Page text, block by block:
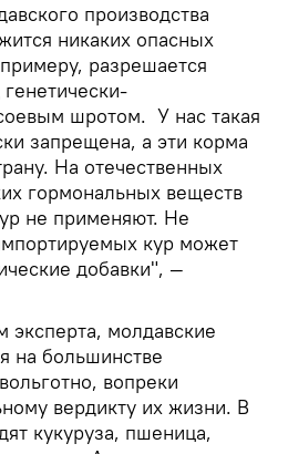
производства
никаких опасных
разрешается
шротом. У нас такая
запрещена, а эти корма
На отечественных
гормональных веществ
не применяют. Не
кур может
добавки", —
молдавские
на большинстве
вопреки
вердикту их жизни. В
кукуруза, пшеница,